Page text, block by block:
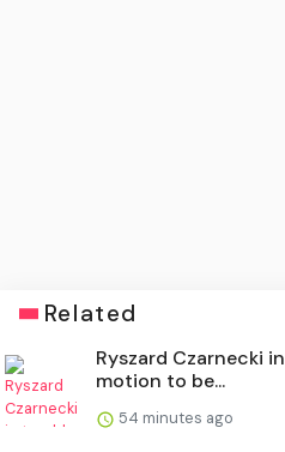
Related
Ryszard Czarnecki
motion to be...
54 minutes ago